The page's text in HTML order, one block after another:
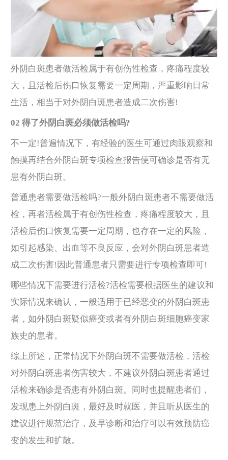
外阴白斑患者做活检属于有创伤性检查，疼痛程度较
大，且活检后伤口恢复需要一定周期，严重影响日常
生活，相当于对外阴白斑患者造成二次伤害!
02 得了外阴白斑必须做活检吗?
不一定!普遍情况下，有经验的医生可通过肉眼观察和
触摸再结合外阴白斑专项检查报告便可确诊是否有无
患有外阴白斑。
普通患者需要做活检吗?一般外阴白斑患者不需要做活
检，再者活检属于有创伤性检查，疼痛程度较大，且
活检后伤口恢复需要一定周期，也存在一定的风险，
如引起感染、出血等不良反应，会对外阴白斑患者造
成二次伤害!因此普通患者只需要进行专项检查即可!
哪些情况下需要进行活检?活检需要根据医生的建议和
实际情况来确认，一般适用于已经恶变的外阴白斑患
者，如外阴白斑疑似癌变或者有外阴白斑细胞癌变家
族史的患者。
综上所述，正常情况下外阴白斑不需要做活检，活检
对外阴白斑患者伤害较大，不建议外阴白斑患者通过
活检来确诊是否患有外阴白斑。同时也提醒患者们，
发现患上外阴白斑，最好及时就医，并且听从医生的
建议进行规范治疗，及早诊断和治疗可以有效预防癌
变的发生和扩散。